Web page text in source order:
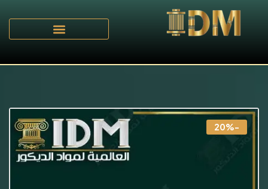
الرئيسية / بانوهات مزخرفة IDM-D035
-20%